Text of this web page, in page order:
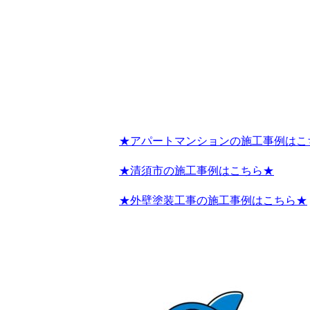
★アパートマンションの施工事例は
★清須市の施工事例はこちら★
★外壁塗装工事の施工事例はこちら★